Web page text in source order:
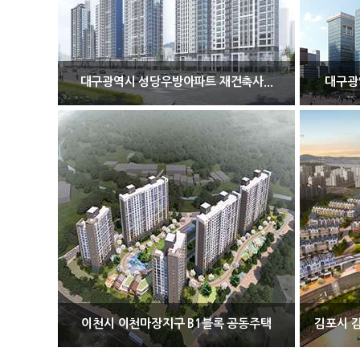
대구광역시 성당우방아파트 재건축사... 대구
이천시 이천마장지구 B1블록 공동주택 김포시